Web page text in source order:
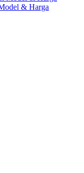
& Harga